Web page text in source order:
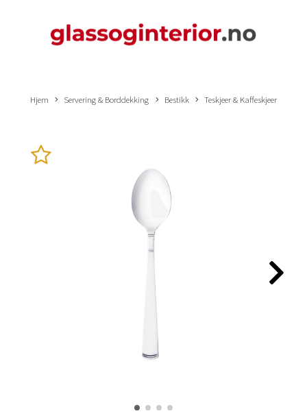
Hjem Servering & Borddekking Bestikk Teskjeer & Kaffeskjeer